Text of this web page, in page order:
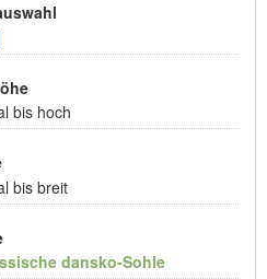
bis hoch
bis breit
dansko-Sohle